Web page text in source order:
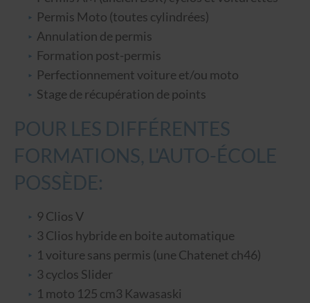
Permis Moto (toutes cylindrées)
Annulation de permis
Formation post-permis
Perfectionnement voiture et/ou moto
Stage de récupération de points
POUR LES DIFFÉRENTES
FORMATIONS, L'AUTO-ÉCOLE
POSSÈDE:
9 Clios V
3 Clios hybride en boite automatique
1 voiture sans permis (une Chatenet ch46)
3 cyclos Slider
1 moto 125 cm3 Kawasaski